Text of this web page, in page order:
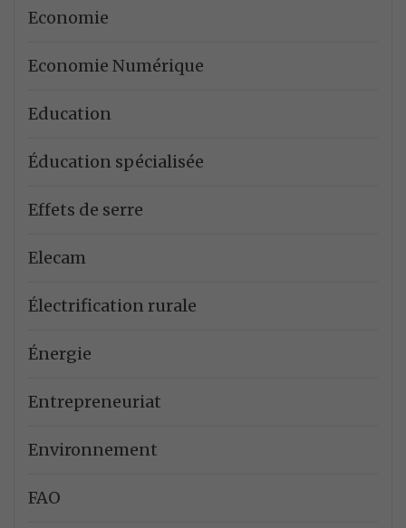
Economie
Economie Numérique
Education
Éducation spécialisée
Effets de serre
Elecam
Électrification rurale
Énergie
Entrepreneuriat
Environnement
FAO